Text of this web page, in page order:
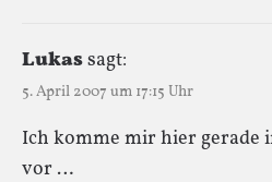
Lukassagt:
5. April 2007 um 17:15 Uhr
Ich komme mir hier gerade
vor …